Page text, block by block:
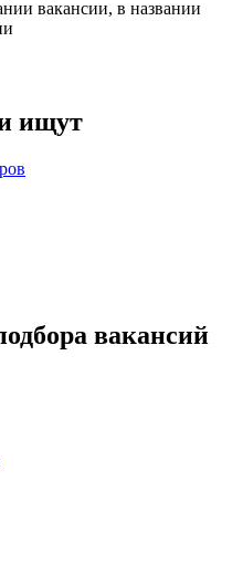
вакансии, в названии
ищут
вакансий